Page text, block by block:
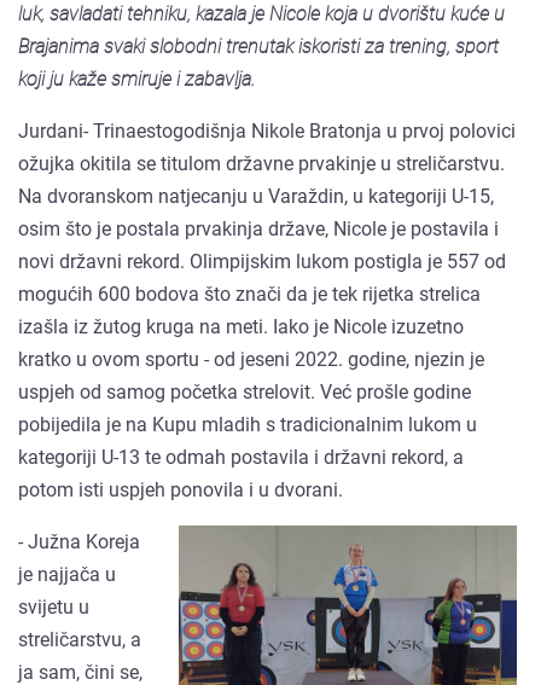
luk, savladati tehniku, kazala je Nicole koja u dvorištu kuće u
Brajanima svaki slobodni trenutak iskoristi za trening, sport
koji ju kaže smiruje i zabavlja.
Jurdani- Trinaestogodišnja Nikole Bratonja u prvoj polovici
ožujka okitila se titulom državne prvakinje u streličarstvu.
Na dvoranskom natjecanju u Varaždin, u kategoriji U-15,
osim što je postala prvakinja države, Nicole je postavila i
novi državni rekord. Olimpijskim lukom postigla je 557 od
mogućih 600 bodova što znači da je tek rijetka strelica
izašla iz žutog kruga na meti. Iako je Nicole izuzetno
kratko u ovom sportu - od jeseni 2022. godine, njezin je
uspjeh od samog početka strelovit. Već prošle godine
pobijedila je na Kupu mladih s tradicionalnim lukom u
kategoriji U-13 te odmah postavila i državni rekord, a
potom isti uspjeh ponovila i u dvorani.
- Južna Koreja
je najjača u
svijetu u
streličarstvu, a
ja sam, čini se,